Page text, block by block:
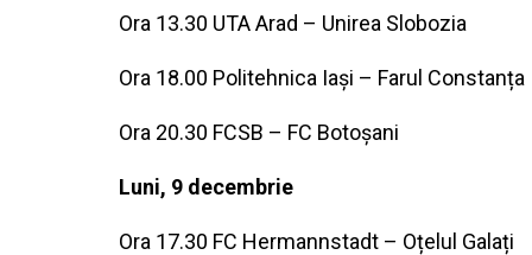
Ora 13.30 UTA Arad – Unirea Slobozia
Ora 18.00 Politehnica Iași – Farul Constanța
Ora 20.30 FCSB – FC Botoșani
Luni, 9 decembrie
Ora 17.30 FC Hermannstadt – Oțelul Galați